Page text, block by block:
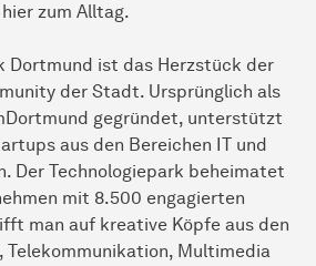
zum Alltag.
Dortmund ist das Herzstück der
der Stadt. Ursprünglich als
gegründet, unterstützt
aus den Bereichen IT und
Der Technologiepark beheimatet
mit 8.500 engagierten
man auf kreative Köpfe aus den
Telekommunikation, Multimedia